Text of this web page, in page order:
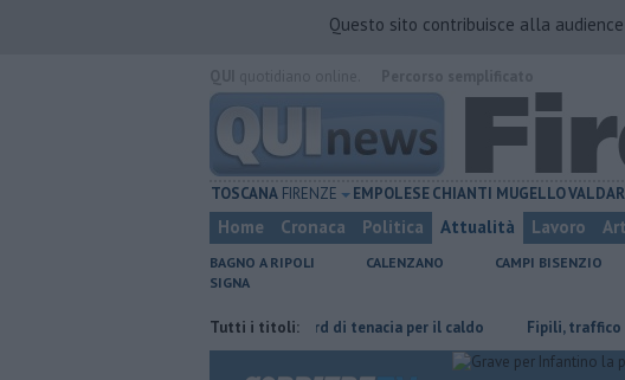
Questo sito contribuisce alla
TOSCANA FIRENZE EMPOLESECHIANTI MUGELLO
Home Cronaca Politica Attualità Lavoro
BAGNO A RIPOLI CALENZANO CAMPI BISENZIO
SIGNA
Tutti i titoli:
Graticola meteo, record di tenacia per il caldo Fipili, traffico in tilt fra